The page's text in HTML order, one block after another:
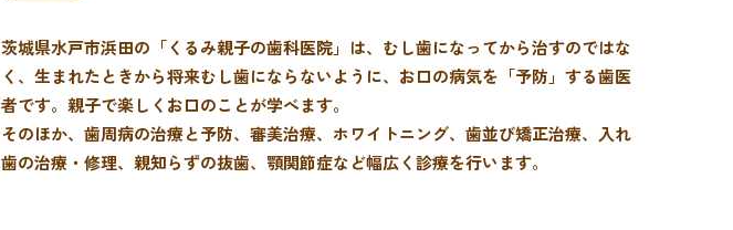
茨城県水戸市浜田の「くるみ親子の歯科医院」は、むし歯になってから治すのではな
く、生まれたときから将来むし歯にならないように、お口の病気を「予防」する歯医
者です。親子で楽しくお口のことが学べます。
そのほか、歯周病の治療と予防、審美治療、ホワイトニング、歯並び矯正治療、入れ
歯の治療・修理、親知らずの抜歯、顎関節症など幅広く診療を行います。